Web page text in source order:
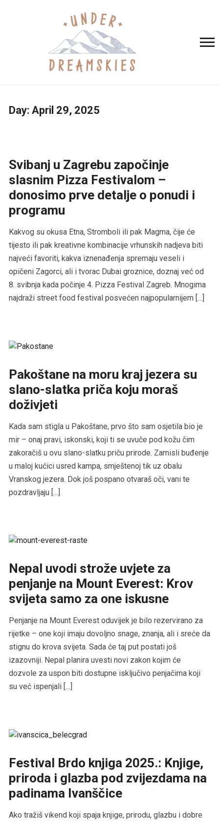
Day: April 29, 2025
Svibanj u Zagrebu započinje
slasnim Pizza Festivalom –
donosimo prve detalje o ponudi i
programu
Kakvog su okusa Etna, Stromboli ili pak Magma, čije će
tijesto ili pak kreativne kombinacije vrhunskih nadjeva biti
najveći favoriti, kakva iznenađenja spremaju veseli i
opičeni Zagorci, ali i tvorac Dubai groznice, doznaj već od
8. svibnja kada počinje 4. Pizza Festival Zagreb. Mnogima
najdraži street food festival posvećen najpopularnijem […]
Pakoštane na moru kraj jezera su
slano-slatka priča koju moraš
doživjeti
Kada sam stigla u Pakoštane, prvo što sam osjetila bio je
mir – onaj pravi, iskonski, koji ti se uvuče pod kožu čim
zakoračiš u ovu slano-slatku priču prirode. Zamisli buđenje
u maloj kućici usred kampa, smještenoj tik uz obalu
Vranskog jezera. Dok još pospano otvaraš oči, vani te
pozdravljaju […]
Nepal uvodi strože uvjete za
penjanje na Mount Everest: Krov
svijeta samo za one iskusne
Penjanje na Mount Everest oduvijek je bilo rezervirano za
rijetke – one koji imaju dovoljno snage, znanja, ali i sreće da
stignu do krova svijeta. Sada će taj put postati još
izazovniji. Nepal planira uvesti novi zakon kojim će
dozvole za uspon biti dostupne isključivo penjačima koji
su već ispenjali […]
Festival Brdo knjiga 2025.: Knjige,
priroda i glazba pod zvijezdama na
padinama Ivanščice
Ako tražiš vikend koji spaja knjige, prirodu, glazbu i dobre